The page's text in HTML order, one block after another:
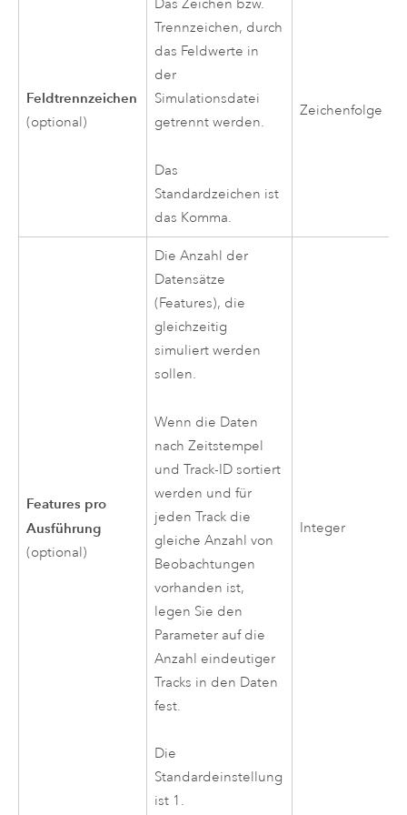
Feldtrennzeichen
(optional)
Das Zeichen bzw.
Trennzeichen, durch
das Feldwerte in
der
Simulationsdatei
getrennt werden.
Das
Standardzeichen ist
das Komma.
Zeichenfolge
Features pro
Ausführung
(optional)
Die Anzahl der
Datensätze
(Features), die
gleichzeitig
simuliert werden
sollen.
Wenn die Daten
nach Zeitstempel
und Track-ID sortiert
werden und für
jeden Track die
gleiche Anzahl von
Beobachtungen
vorhanden ist,
legen Sie den
Parameter auf die
Anzahl eindeutiger
Tracks in den Daten
fest.
Die
Standardeinstellung
ist 1.
Integer